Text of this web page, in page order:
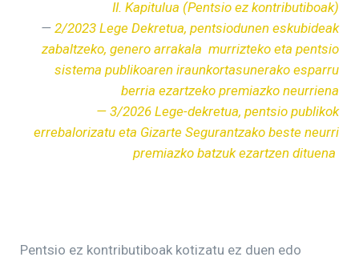
II. Kapitulua (Pentsio ez kontributiboak)
— 2/2023 Lege Dekretua, pentsiodunen eskubideak
zabaltzeko, genero arrakala murrizteko eta pentsio
sistema publikoaren iraunkortasunerako esparru
berria ezartzeko premiazko neurriena
— 3/2026 Lege-dekretua, pentsio publikok
errebalorizatu eta Gizarte Segurantzako beste neurri
premiazko batzuk ezartzen dituena
Pentsio ez kontributiboak kotizatu ez duen edo